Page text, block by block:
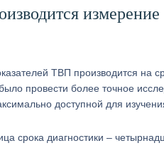
измерение
ТВП производится на
провести более точное
доступной для
срока диагностики –